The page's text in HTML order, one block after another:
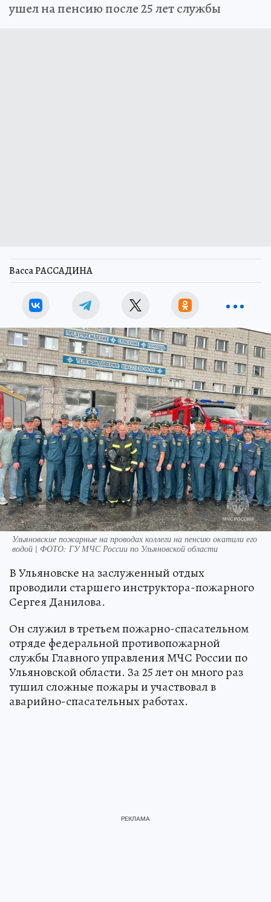
ушел на пенсию после 25 лет службы
Васса РАССАДИНА
Ульяновские пожарные на проводах коллеги на пенсию окатили его
водой | ФОТО: ГУ МЧС России по Ульяновской области
В Ульяновске на заслуженный отдых
проводили старшего инструктора-пожарного
Сергея Данилова.
Он служил в третьем пожарно-спасательном
отряде федеральной противопожарной
службы Главного управления МЧС России по
Ульяновской области. За 25 лет он много раз
тушил сложные пожары и участвовал в
аварийно-спасательных работах.